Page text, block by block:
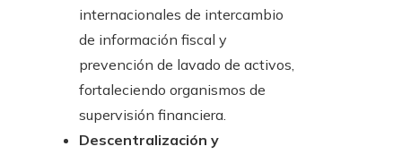
internacionales de intercambio
de información fiscal y
prevención de lavado de activos,
fortaleciendo organismos de
supervisión financiera.
Descentralización y